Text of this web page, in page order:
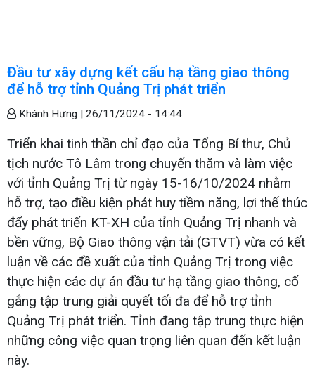
Đầu tư xây dựng kết cấu hạ tầng giao thông
để hỗ trợ tỉnh Quảng Trị phát triển
Khánh Hưng | 26/11/2024 - 14:44
Triển khai tinh thần chỉ đạo của Tổng Bí thư, Chủ
tịch nước Tô Lâm trong chuyến thăm và làm việc
với tỉnh Quảng Trị từ ngày 15-16/10/2024 nhằm
hỗ trợ, tạo điều kiện phát huy tiềm năng, lợi thế thúc
đẩy phát triển KT-XH của tỉnh Quảng Trị nhanh và
bền vững, Bộ Giao thông vận tải (GTVT) vừa có kết
luận về các đề xuất của tỉnh Quảng Trị trong việc
thực hiện các dự án đầu tư hạ tầng giao thông, cố
gắng tập trung giải quyết tối đa để hỗ trợ tỉnh
Quảng Trị phát triển. Tỉnh đang tập trung thực hiện
những công việc quan trọng liên quan đến kết luận
này.